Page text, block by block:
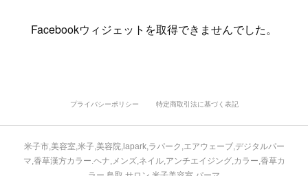
(8)
(8)
(6)
(3)
(3)
(6)
(9)
(1)
(15)
(10)
(13)
(8)
(4)
(23)
(20)
(3)
(3)
(3)
(2)
Facebookウィジェットを取得できませんでした。
プライバシーポリシー 特定商取引法に基づく表記
米子市,美容室,米子,美容院,lapark,ラパーク,エアウェーブ,デジタルパー
マ,香草漢方カラー.ヘナ,メンズ,ネイル,アンチエイジング,カラー,香草カ